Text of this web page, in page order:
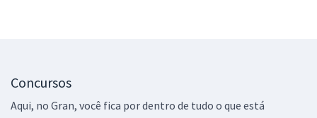
Concursos
Aqui, no Gran, você fica por dentro de tudo o que está